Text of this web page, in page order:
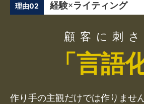
理由02 経験×ライティング
顧客に刺さ
「言語
作り手の主観だけでは作りませ